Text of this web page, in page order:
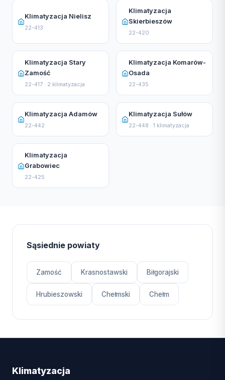
Klimatyzacja Nielisz
22-413
Klimatyzacja
Skierbieszów
22-420
Klimatyzacja Stary
Zamość
22-417 · 2 klimatyzacja
Klimatyzacja Komarów-
Osada
22-435
Klimatyzacja Adamów
22-442
Klimatyzacja Sułów
22-448 · 1 klimatyzacja
Klimatyzacja
Grabowiec
22-425
Sąsiednie powiaty
Zamość Krasnostawski Biłgorajski
Hrubieszowski Chełmski Chełm
Klimatyzacja